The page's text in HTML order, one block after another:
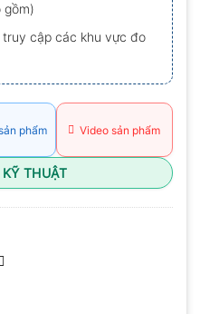
gồm)
cập các khu vực đo
phẩm Video sản phẩm
THUẬT